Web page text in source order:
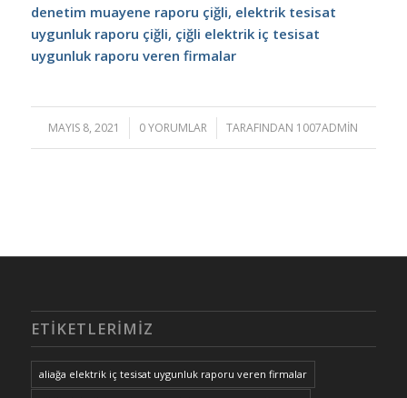
denetim muayene raporu çiğli, elektrik tesisat
uygunluk raporu çiğli, çiğli elektrik iç tesisat
uygunluk raporu veren firmalar
MAYIS 8, 2021
/ 0 YORUMLAR
/ TARAFINDAN 1007ADMIN
ETIKETLERIMIZ
aliağa elektrik iç tesisat uygunluk raporu veren firmalar